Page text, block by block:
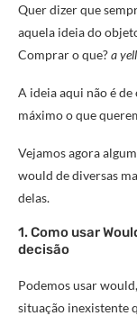
Quer dizer que
aquela ideia do
Comprar o que?a
A ideia aqui não é
máximo o que
Vejamos agora
would de diversas
delas.
1. Como usar
decisão
Podemos usar
situação inexistente